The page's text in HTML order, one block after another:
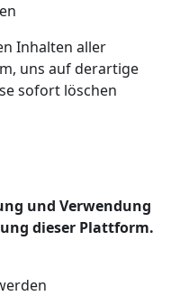
Inhalten aller
uns auf derartige
sofort löschen
und Verwendung
dieser Plattform.